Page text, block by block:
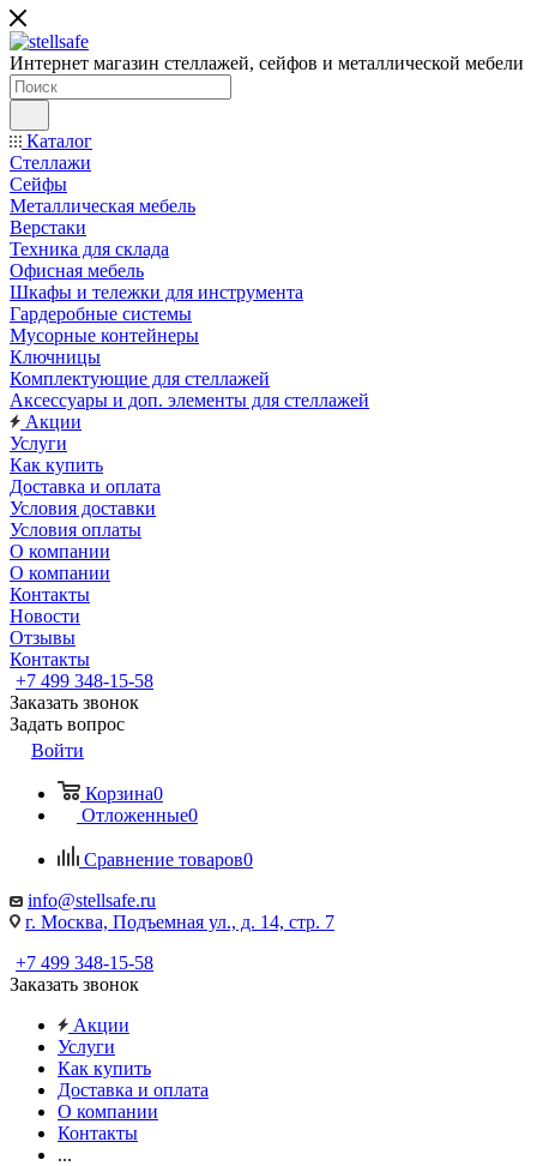
Интернет магазин стеллажей, сейфов и металлической мебели
Каталог
Стеллажи
Сейфы
Металлическая мебель
Верстаки
Техника для склада
Офисная мебель
Шкафы и тележки для инструмента
Гардеробные системы
Мусорные контейнеры
Ключницы
Комплектующие для стеллажей
Аксессуары и доп. элементы для стеллажей
Акции
Услуги
Как купить
Доставка и оплата
Условия доставки
Условия оплаты
О компании
О компании
Контакты
Новости
Отзывы
Контакты
+7 499 348-15-58
Заказать звонок
Задать вопрос
Войти
Корзина0
Отложенные0
Сравнение товаров0
info@stellsafe.ru
г. Москва, Подъемная ул., д. 14, стр. 7
+7 499 348-15-58
Заказать звонок
Акции
Услуги
Как купить
Доставка и оплата
О компании
Контакты
...